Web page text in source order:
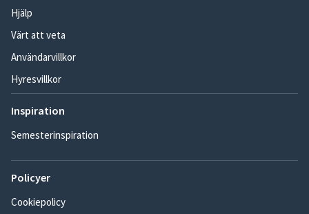
Hjälp
Värt att veta
Användarvillkor
Hyresvillkor
Inspiration
Semesterinspiration
Policyer
Cookiepolicy